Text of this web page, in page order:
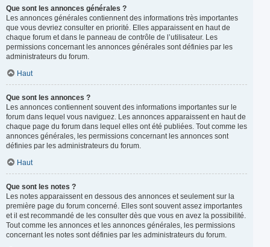
Que sont les annonces générales ?
Les annonces générales contiennent des informations très importantes
que vous devriez consulter en priorité. Elles apparaissent en haut de
chaque forum et dans le panneau de contrôle de l’utilisateur. Les
permissions concernant les annonces générales sont définies par les
administrateurs du forum.
Haut
Que sont les annonces ?
Les annonces contiennent souvent des informations importantes sur le
forum dans lequel vous naviguez. Les annonces apparaissent en haut de
chaque page du forum dans lequel elles ont été publiées. Tout comme les
annonces générales, les permissions concernant les annonces sont
définies par les administrateurs du forum.
Haut
Que sont les notes ?
Les notes apparaissent en dessous des annonces et seulement sur la
première page du forum concerné. Elles sont souvent assez importantes
et il est recommandé de les consulter dès que vous en avez la possibilité.
Tout comme les annonces et les annonces générales, les permissions
concernant les notes sont définies par les administrateurs du forum.